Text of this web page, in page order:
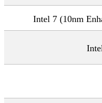
Intel 7 (10nm